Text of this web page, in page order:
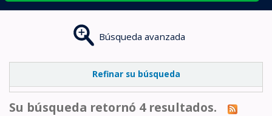
Búsqueda avanzada
Refinar su búsqueda
Su búsqueda retornó 4 resultados.